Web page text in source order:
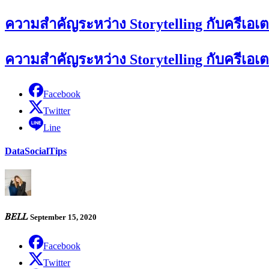
ความสำคัญระหว่าง Storytelling กับครีเอเ
ความสำคัญระหว่าง Storytelling กับครีเอเ
Facebook
Twitter
Line
DataSocialTips
𝐵𝐸𝐿𝐿 September 15, 2020
Facebook
Twitter